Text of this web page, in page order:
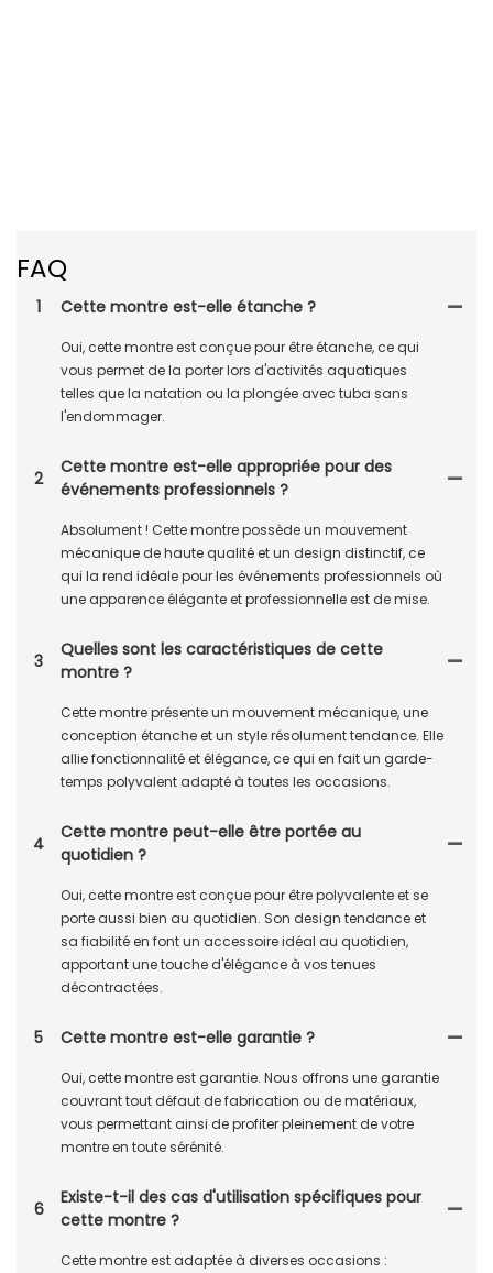
FAQ
1 Cette montre est-elle étanche ?
Oui, cette montre est conçue pour être étanche, ce qui
vous permet de la porter lors d'activités aquatiques
telles que la natation ou la plongée avec tuba sans
l'endommager.
2
Cette montre est-elle appropriée pour des
événements professionnels ?
Absolument ! Cette montre possède un mouvement
mécanique de haute qualité et un design distinctif, ce
qui la rend idéale pour les événements professionnels où
une apparence élégante et professionnelle est de mise.
3
Quelles sont les caractéristiques de cette
montre ?
Cette montre présente un mouvement mécanique, une
conception étanche et un style résolument tendance. Elle
allie fonctionnalité et élégance, ce qui en fait un garde-
temps polyvalent adapté à toutes les occasions.
4
Cette montre peut-elle être portée au
quotidien ?
Oui, cette montre est conçue pour être polyvalente et se
porte aussi bien au quotidien. Son design tendance et
sa fiabilité en font un accessoire idéal au quotidien,
apportant une touche d'élégance à vos tenues
décontractées.
5 Cette montre est-elle garantie ?
Oui, cette montre est garantie. Nous offrons une garantie
couvrant tout défaut de fabrication ou de matériaux,
vous permettant ainsi de profiter pleinement de votre
montre en toute sérénité.
6
Existe-t-il des cas d'utilisation spécifiques pour
cette montre ?
Cette montre est adaptée à diverses occasions :